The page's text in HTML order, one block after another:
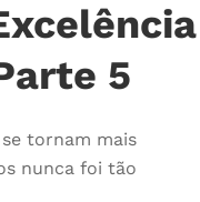
5
tornam mais
nunca foi tão